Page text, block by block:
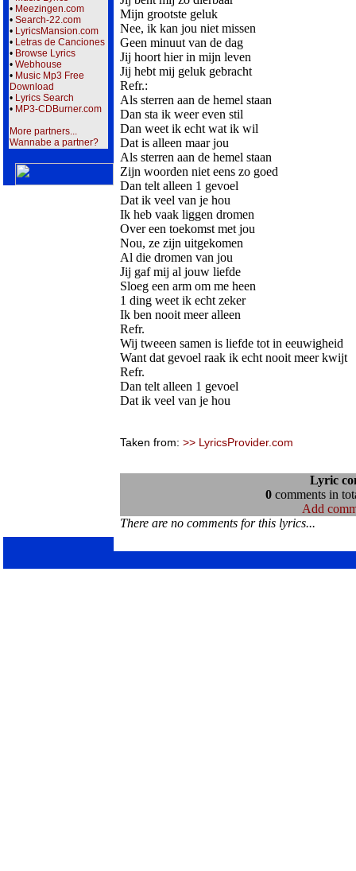
• Meezingen.com
• Search-22.com
• LyricsMansion.com
• Letras de Canciones
• Browse Lyrics
• Webhouse
• Music Mp3 Free
Download
• Lyrics Search
• MP3-CDBurner.com
More partners...
Wannabe a partner?
Mijn grootste geluk
Nee, ik kan jou niet missen
Geen minuut van de dag
Jij hoort hier in mijn leven
Jij hebt mij geluk gebracht
Refr.:
Als sterren aan de hemel staan
Dan sta ik weer even stil
Dan weet ik echt wat ik wil
Dat is alleen maar jou
Als sterren aan de hemel staan
Zijn woorden niet eens zo goed
Dan telt alleen 1 gevoel
Dat ik veel van je hou
Ik heb vaak liggen dromen
Over een toekomst met jou
Nou, ze zijn uitgekomen
Al die dromen van jou
Jij gaf mij al jouw liefde
Sloeg een arm om me heen
1 ding weet ik echt zeker
Ik ben nooit meer alleen
Refr.
Wij tweeen samen is liefde tot in eeuwigheid
Want dat gevoel raak ik echt nooit meer kwijt
Refr.
Dan telt alleen 1 gevoel
Dat ik veel van je hou
Taken from: >> LyricsProvider.com
Lyric
0comments in
Add
There are no comments for this lyrics...